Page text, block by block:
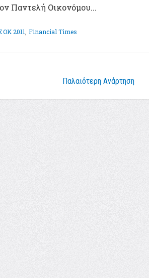
Παντελή Οικονόμου...
2011 Financial Times
Παλαιότερη Ανάρτηση